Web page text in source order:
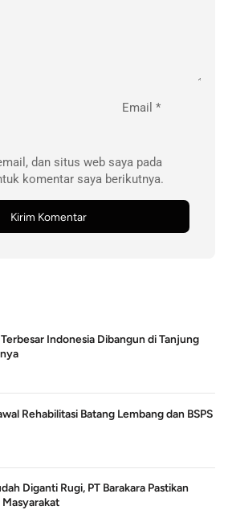
Email *
dan situs web saya pada
komentar saya berikutnya.
Indonesia Dibangun di Tanjung
Rehabilitasi Batang Lembang dan BSPS
Diganti Rugi, PT Barakara Pastikan
Masyarakat